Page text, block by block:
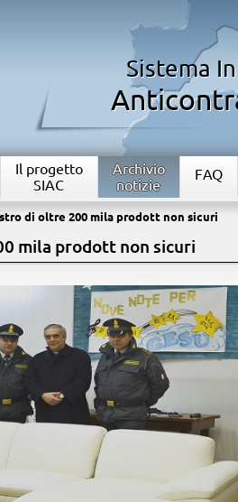
Sistema
Il progetto
SIAC
Archivio
notizie
FAQ
di oltre 200 mila prodott non sicuri
mila prodott non sicuri